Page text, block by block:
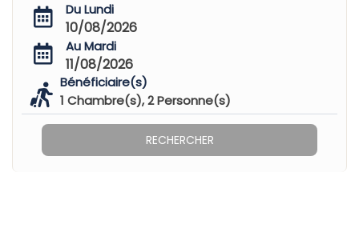
Du Lundi
10/08/2026
Au Mardi
11/08/2026
Bénéficiaire(s)
1 Chambre(s),2Personne(s)
RECHERCHER